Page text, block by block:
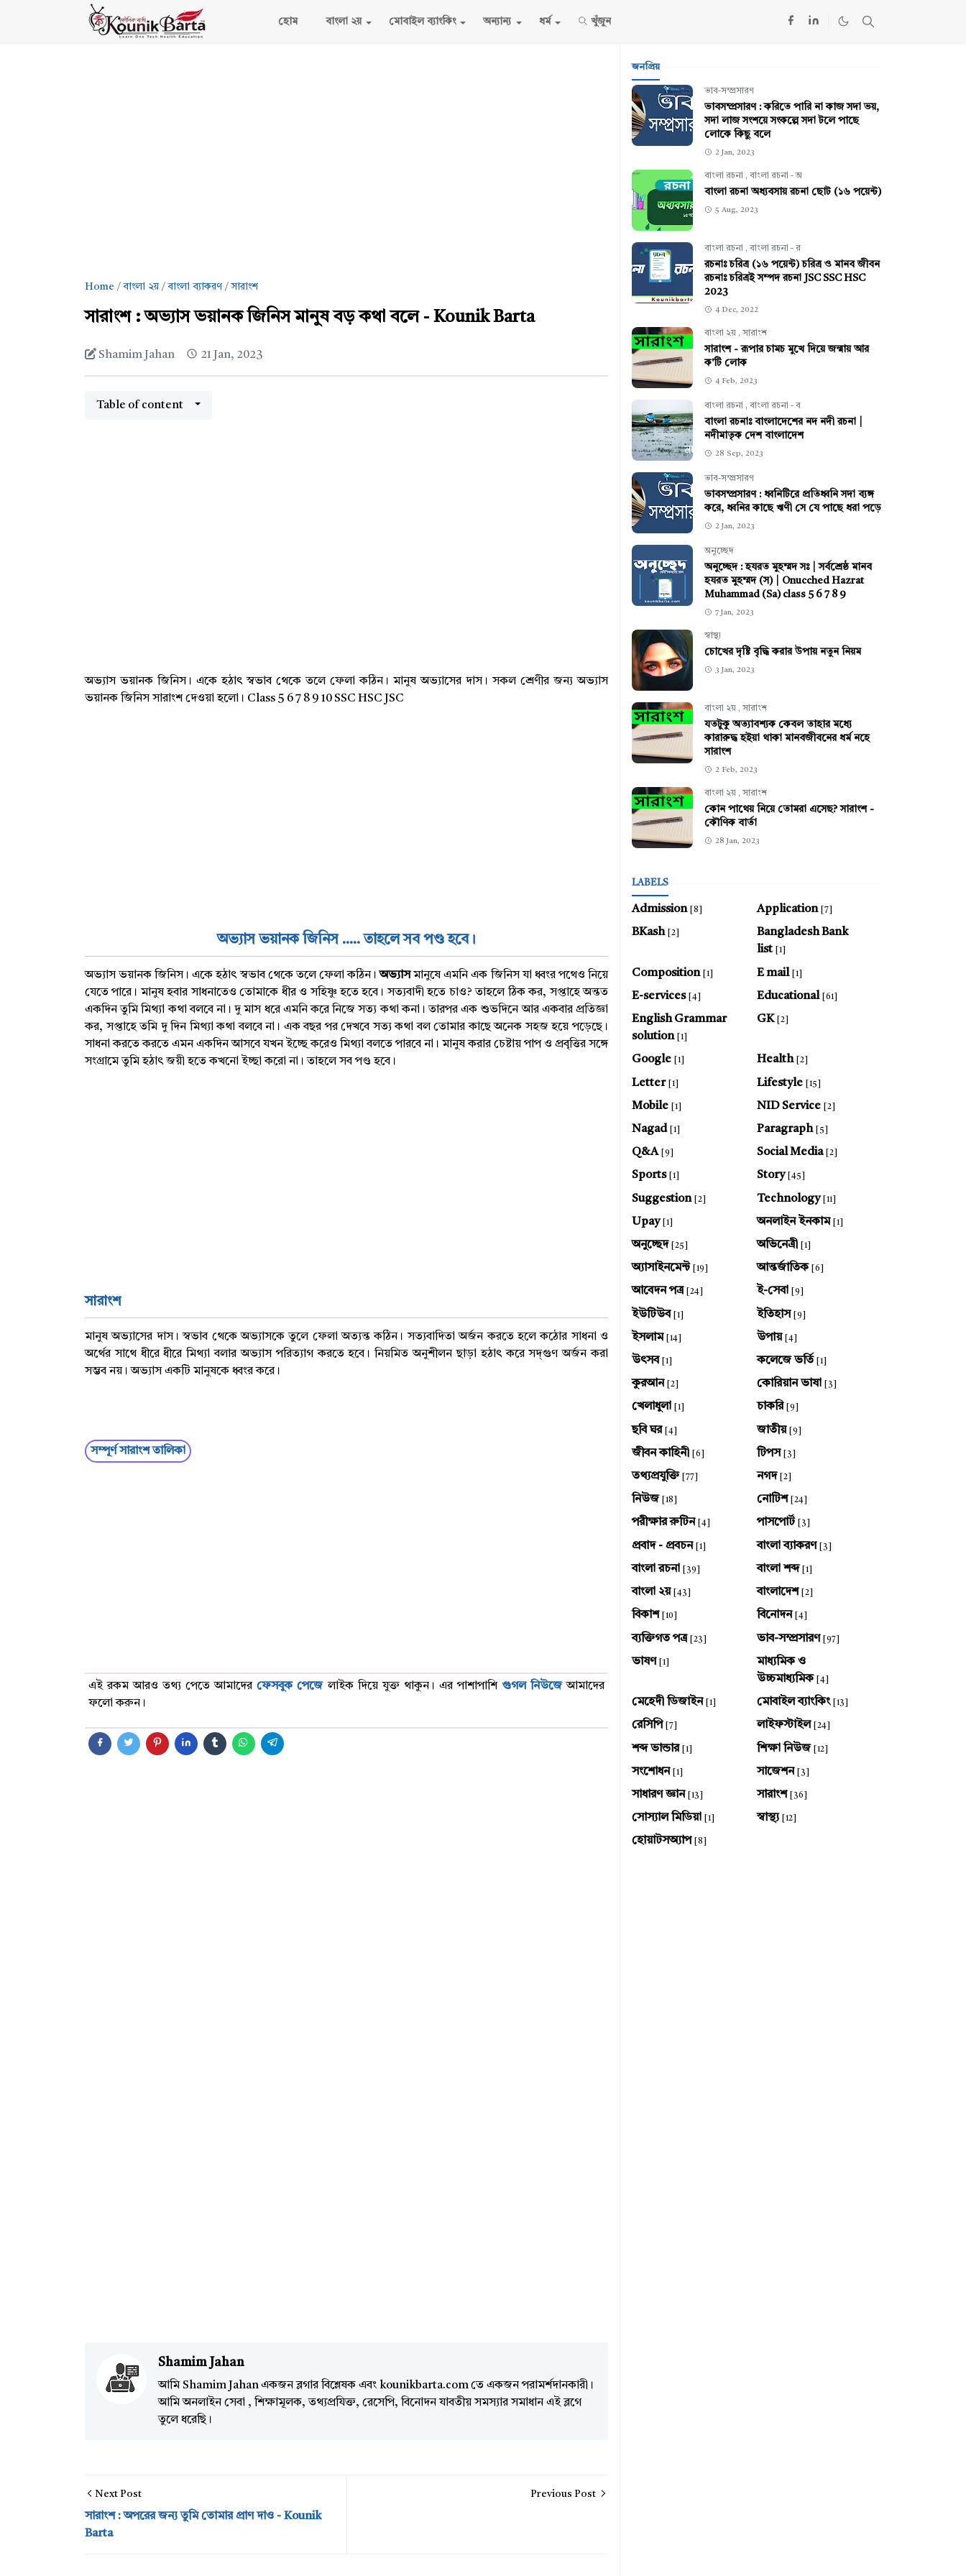
হোম বাংলা ২য় মোবাইল ব্যাংকিং অন্যান্য ধর্ম খুঁজুন
Home বাংলা ২য় বাংলা ব্যাকরণ সারাংশ
সারাংশ : অভ্যাস ভয়ানক জিনিস মানুষ বড় কথা বলে - Kounik Barta
Shamim Jahan 21 Jan, 2023
Table of content
অভ্যাস ভয়ানক জিনিস। একে হঠাৎ স্বভাব থেকে তলে ফেলা কঠিন। মানুষ অভ্যাসের দাস। সকল শ্রেণীর জন্য অভ্যাস
ভয়ানক জিনিস সারাংশ দেওয়া হলো। Class 5 6 7 8 9 10 SSC HSC JSC
অভ্যাস ভয়ানক জিনিস ..... তাহলে সব পণ্ড হবে।
অভ্যাস ভয়ানক জিনিস। একে হঠাৎ স্বভাব থেকে তলে ফেলা কঠিন।অভ্যাসমানুষে এমনি এক জিনিস যা ধ্বংর পথেও নিয়ে
যেতে পারে। মানুষ হবার সাধনাতেও তোমাকে ধীর ও সহিষ্ণু হতে হবে। সত্যবাদী হতে চাও? তাহলে ঠিক কর, সপ্তাহে অন্তত
একদিন তুমি মিথ্যা কথা বলবে না। দু মাস ধরে এমনি করে নিজে সত্য কথা কনা। তারপর এক শুভদিনে আর একবার প্রতিজ্ঞা
কর, সপ্তাহে তমি দু দিন মিথ্যা কথা বলবে না। এক বছর পর দেখবে সত্য কথা বল তোমার কাছে অনেক সহজ হয়ে পড়েছে।
সাধনা করতে করতে এমন একদিন আসবে যখন ইচ্ছে করেও মিথ্যা বলতে পারবে না। মানুষ করার চেষ্টায় পাপ ও প্রবৃত্তির সঙ্গে
সংগ্রামে তুমি হঠাৎ জয়ী হতে কখনো ইচ্ছা করো না। তাহলে সব পণ্ড হবে।
সারাংশ
মানুষ অভ্যাসের দাস। স্বভাব থেকে অভ্যাসকে তুলে ফেলা অত্যন্ত কঠিন। সত্যবাদিতা অর্জন করতে হলে কঠোর সাধনা ও
অর্থের সাথে ধীরে ধীরে মিথ্যা বলার অভ্যাস পরিত্যাগ করতে হবে। নিয়মিত অনুশীলন ছাড়া হঠাৎ করে সদ্‌গুণ অর্জন করা
সম্ভব নয়। অভ্যাস একটি মানুষকে ধ্বংর করে।
সম্পূর্ণ সারাংশ তালিকা
এই রকম আরও তথ্য পেতে আমাদেরফেসবুক পেজেলাইক দিয়ে যুক্ত থাকুন। এর পাশাপাশি গুগল নিউজেআমাদের
ফলো করুন।
Shamim Jahan
আমি Shamim Jahan একজন ব্লগার বিশ্লেষক এবং kounikbarta.com তে একজন পরামর্শদানকারী।
আমি অনলাইন সেবা , শিক্ষামূলক, তথ্যপ্রযিক্ত, রেসেপি, বিনোদন যাবতীয় সমস্যার সমাধান এই ব্লগে
তুলে ধরেছি।
Next Post
সারাংশ : অপরের জন্য তুমি তোমার প্রাণ দাও - Kounik
Barta
Previous Post
জনপ্রিয়
ভাব-সম্প্রসারণ
ভাবসম্প্রসারণ : করিতে পারি না কাজ সদা ভয়,
সদা লাজ সংশয়ে সংকল্পে সদা টলে পাছে
লোকে কিছু বলে
2 Jan, 2023
বাংলা রচনা , বাংলা রচনা - অ
বাংলা রচনা অধ্যবসায় রচনা ছোট (১৬ পয়েন্ট)
5 Aug, 2023
বাংলা রচনা , বাংলা রচনা - র
রচনাঃ চরিত্র (১৬ পয়েন্ট) চরিত্র ও মানব জীবন
রচনাঃ চরিত্রই সম্পদ রচনা JSC SSC HSC
2023
4 Dec, 2022
বাংলা ২য় , সারাংশ
সারাংশ - রূপার চামচ মুখে দিয়ে জন্মায় আর
ক'টি লোক
4 Feb, 2023
বাংলা রচনা , বাংলা রচনা - ব
বাংলা রচনাঃ বাংলাদেশের নদ নদী রচনা |
নদীমাতৃক দেশ বাংলাদেশ
28 Sep, 2023
ভাব-সম্প্রসারণ
ভাবসম্প্রসারণ : ধ্বনিটিরে প্রতিধ্বনি সদা ব্যঙ্গ
করে, ধ্বনির কাছে ঋণী সে যে পাছে ধরা পড়ে
2 Jan, 2023
অনুচ্ছেদ
অনুচ্ছেদ : হযরত মুহম্মদ সঃ | সর্বশ্রেষ্ঠ মানব
হযরত মুহম্মদ (স) | Onucched Hazrat
Muhammad (Sa) class 5 6 7 8 9
7 Jan, 2023
স্বাস্থ্য
চোখের দৃষ্টি বৃদ্ধি করার উপায় নতুন নিয়ম
3 Jan, 2023
বাংলা ২য় , সারাংশ
যতটুকু অত্যাবশ্যক কেবল তাহার মধ্যে
কারারুদ্ধ হইয়া থাকা মানবজীবনের ধর্ম নহে
সারাংশ
2 Feb, 2023
বাংলা ২য় , সারাংশ
কোন পাথেয় নিয়ে তোমরা এসেছ? সারাংশ -
কৌণিক বার্তা
28 Jan, 2023
LABELS
Admission [8] Application [7]
BKash [2]
Bangladesh Bank
list
[1]
Composition [1] E mail [1]
E-services [4] Educational [61]
English Grammar
solution
[1]
GK [2]
Google [1] Health [2]
Letter [1] Lifestyle [15]
Mobile [1] NID Service [2]
Nagad [1] Paragraph [5]
Q&A [9] Social Media [2]
Sports [1] Story [45]
Suggestion [2] Technology [11]
Upay [1] অনলাইন ইনকাম [1]
অনুচ্ছেদ [25] অভিনেত্রী [1]
অ্যাসাইনমেন্ট [19] আন্তর্জাতিক [6]
আবেদন পত্র [24] ই-সেবা [9]
ইউটিউব [1] ইতিহাস [9]
ইসলাম [14] উপায় [4]
উৎসব [1] কলেজে ভর্তি [1]
কুরআন [2] কোরিয়ান ভাষা [3]
খেলাধুলা [1] চাকরি [9]
ছবি ঘর [4] জাতীয় [9]
জীবন কাহিনী [6] টিপস [3]
তথ্যপ্রযুক্তি [77] নগদ [2]
নিউজ [18] নোটিশ [24]
পরীক্ষার রুটিন [4] পাসপোর্ট [3]
প্রবাদ - প্রবচন [1] বাংলা ব্যাকরণ [3]
বাংলা রচনা [39] বাংলা শব্দ [1]
বাংলা ২য় [43] বাংলাদেশ [2]
বিকাশ [10] বিনোদন [4]
ব্যক্তিগত পত্র [23] ভাব-সম্প্রসারণ [97]
ভাষণ [1]
মাধ্যমিক ও
উচ্চমাধ্যমিক
[4]
মেহেদী ডিজাইন [1] মোবাইল ব্যাংকিং [13]
রেসিপি [7] লাইফস্টাইল [24]
শব্দ ভান্ডার [1] শিক্ষা নিউজ [12]
সংশোধন [1] সাজেশন [3]
সাধারণ জ্ঞান [13] সারাংশ [36]
সোস্যাল মিডিয়া [1] স্বাস্থ্য [12]
হোয়াটসঅ্যাপ [8]